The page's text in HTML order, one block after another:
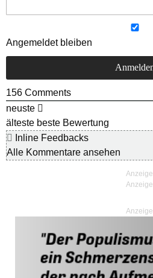
Angemeldet bleiben
156 Comments
neuste
älteste beste Bewertung
Inline Feedbacks
Alle Kommentare ansehen
Anzeige